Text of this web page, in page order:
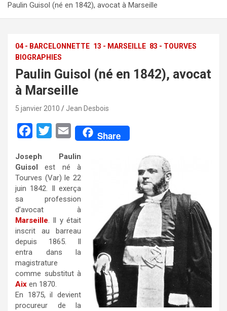
Paulin Guisol (né en 1842), avocat à Marseille
04 - BARCELONNETTE 13 - MARSEILLE 83 - TOURVES
BIOGRAPHIES
Paulin Guisol (né en 1842), avocat
à Marseille
5 janvier 2010 Jean Desbois
c
e
b
o
o
k
t
t
r
E
a
l
Share
Joseph Paulin
Guisol est né à
Tourves (Var) le 22
juin 1842. Il exerça
sa profession
d’avocat à
Marseille. Il y était
inscrit au barreau
depuis 1865. Il
entra dans la
magistrature
comme substitut à
Aix en 1870.
En 1875, il devient
procureur de la